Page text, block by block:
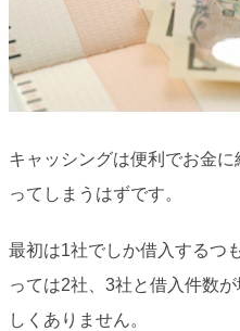
キャッシングは便利でお金
ってしまうはずです。
最初は1社でしか借入するつ
っては2社、3社と借入件数
しくありません。